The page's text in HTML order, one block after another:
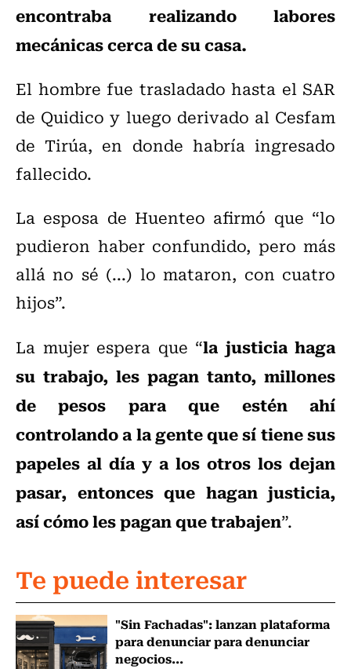
encontraba realizando labores
mecánicas cerca de su casa.
El hombre fue trasladado hasta el SAR
de Quidico y luego derivado al Cesfam
de Tirúa, en donde habría ingresado
fallecido.
La esposa de Huenteo afirmó que “lo
pudieron haber confundido, pero más
allá no sé (...) lo mataron, con cuatro
hijos”.
La mujer espera que “la justicia haga
su trabajo, les pagan tanto, millones
de pesos para que estén ahí
controlando a la gente que sí tiene sus
papeles al día y a los otros los dejan
pasar, entonces que hagan justicia,
así cómo les pagan que trabajen”.
Te puede interesar
"Sin Fachadas": lanzan plataforma
para denunciar para denunciar
negocios...